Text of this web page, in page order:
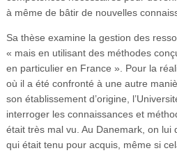
à même de bâtir de nouvelles
Sa thèse examine la gestion des
« mais en utilisant des méthodes
en particulier en France ». Pour la
où il a été confronté à une autre
son établissement d’origine,
interroger les connaissances et
était très mal vu. Au Danemark, on lui
qui était tenu pour acquis, même si